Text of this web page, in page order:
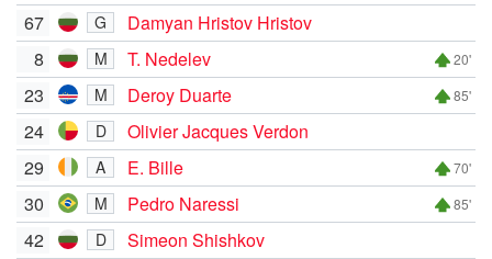
67
G
Damyan Hristov Hristov
8
M T. Nedelev 20'
23 M Deroy Duarte 85'
24 D
Olivier Jacques Verdon
29
A E. Bille 70'
30 M Pedro Naressi 85'
42 D
Simeon Shishkov